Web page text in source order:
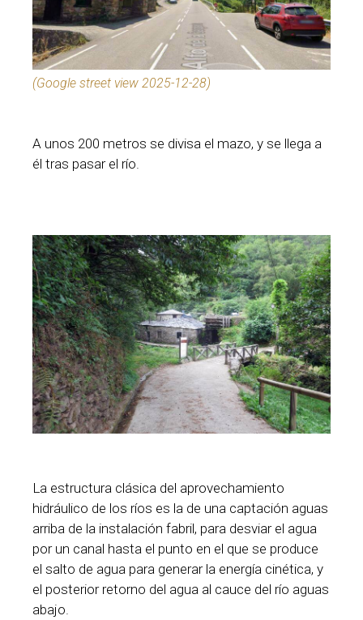
(Google street view 2025-12-28)
A unos 200 metros se divisa el mazo, y se llega a
él tras pasar el río.
La estructura clásica del aprovechamiento
hidráulico de los ríos es la de una captación aguas
arriba de la instalación fabril, para desviar el agua
por un canal hasta el punto en el que se produce
el salto de agua para generar la energía cinética, y
el posterior retorno del agua al cauce del río aguas
abajo.